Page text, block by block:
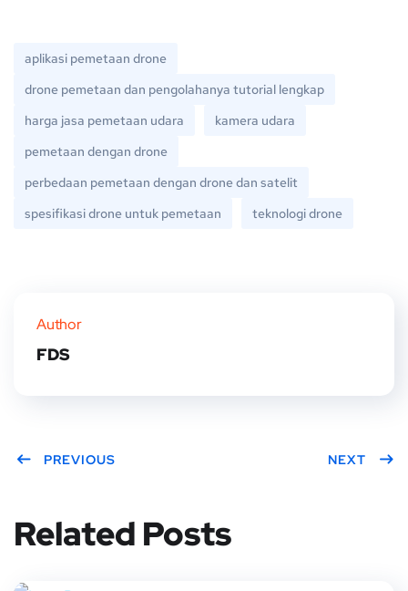
aplikasi pemetaan drone
drone pemetaan dan pengolahanya tutorial lengkap
harga jasa pemetaan udara
kamera udara
pemetaan dengan drone
perbedaan pemetaan dengan drone dan satelit
spesifikasi drone untuk pemetaan
teknologi drone
Author
FDS
PREVIOUS NEXT
Related Posts